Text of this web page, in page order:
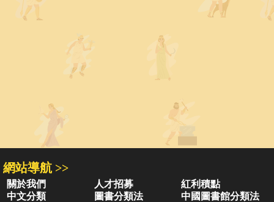
網站導航 >>
關於我們 人才招募
紅利積點
中文分類
圖書分類法
中國圖書館分類法